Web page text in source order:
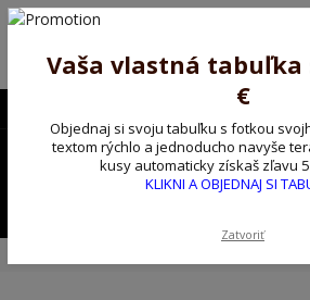
Poprosíme ctených zákazníkov o
Preto sme Vám pripravili malý darček
!!! ZĽAVA 5€ na PRVÚ objednávku nad
Vaša vlastná tabuľka
€
Objednaj si svoju tabuľku s fotkou
textom rýchlo a jednoducho navyše
kusy automaticky získaš zľavu
KLIKNI A OBJEDNAJ SI
Zatvoriť